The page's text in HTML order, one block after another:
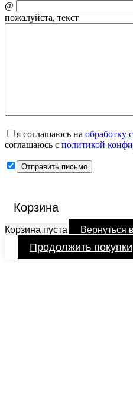
@
пожалуйста, текст
я соглашаюсь на обработку
соглашаюсь с политикой
Корзина
Корзина пуста Вернуться
Продолжить покупки